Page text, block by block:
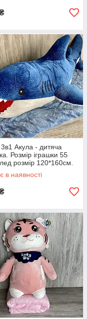
Акула - дитяча
Розмір іграшки 55
розмір 120*160см.
в наявності